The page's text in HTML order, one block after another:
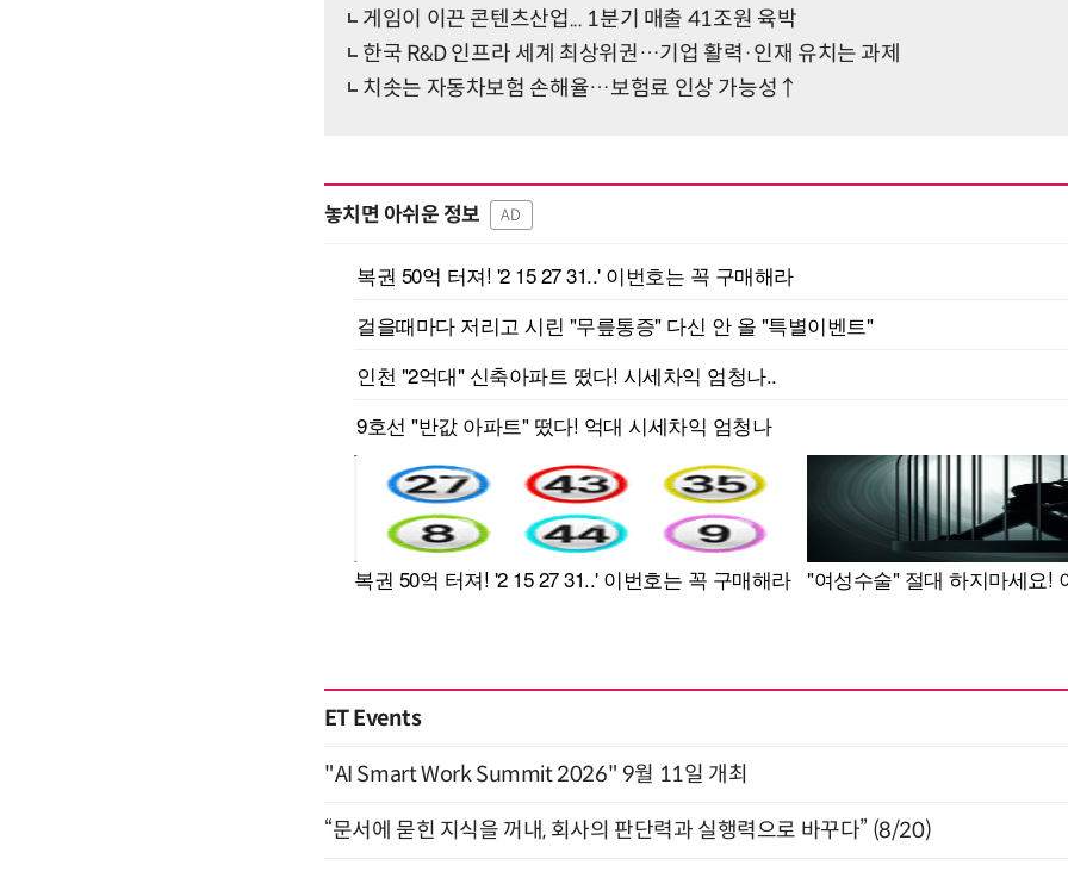
게임이 이끈 콘텐츠산업... 1분기 매출 41조원 육박
한국 R&D 인프라 세계 최상위권…기업 활력·인재 유치는 과제
치솟는 자동차보험 손해율…보험료 인상 가능성↑
놓치면 아쉬운 정보 AD
ET Events
"AI Smart Work Summit 2026" 9월 11일 개최
“문서에 묻힌 지식을 꺼내, 회사의 판단력과 실행력으로 바꾸다” (8/20)